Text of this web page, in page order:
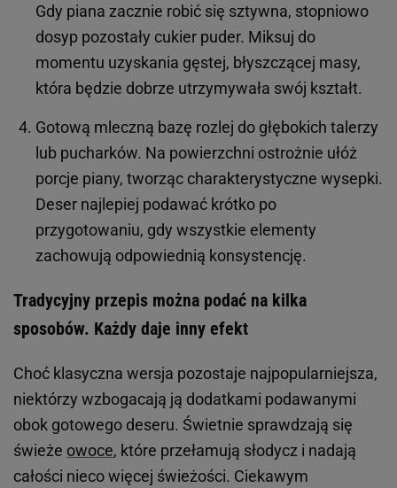
Gdy piana zacznie robić się sztywna, stopniowo
dosyp pozostały cukier puder. Miksuj do
momentu uzyskania gęstej, błyszczącej masy,
która będzie dobrze utrzymywała swój kształt.
Gotową mleczną bazę rozlej do głębokich talerzy
lub pucharków. Na powierzchni ostrożnie ułóż
porcje piany, tworząc charakterystyczne wysepki.
Deser najlepiej podawać krótko po
przygotowaniu, gdy wszystkie elementy
zachowują odpowiednią konsystencję.
Tradycyjny przepis można podać na kilka
sposobów. Każdy daje inny efekt
Choć klasyczna wersja pozostaje najpopularniejsza,
niektórzy wzbogacają ją dodatkami podawanymi
obok gotowego deseru. Świetnie sprawdzają się
świeże owoce, które przełamują słodycz i nadają
całości nieco więcej świeżości. Ciekawym